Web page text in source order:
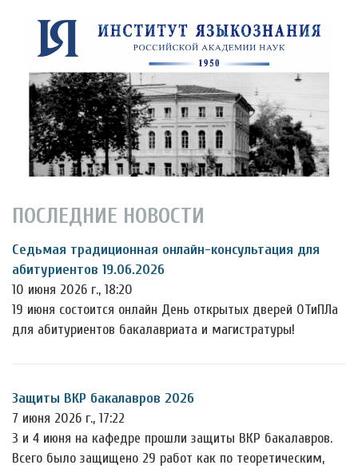
ПОСЛЕДНИЕ НОВОСТИ
Седьмая традиционная онлайн-консультация для
абитуриентов 19.06.2026
10 июня 2026 г., 18:20
19 июня состоится онлайн День открытых дверей ОТиПЛа
для абитуриентов бакалавриата и магистратуры!
Защиты ВКР бакалавров 2026
7 июня 2026 г., 17:22
3 и 4 июня на кафедре прошли защиты ВКР бакалавров.
Всего было защищено 29 работ как по теоретическим,